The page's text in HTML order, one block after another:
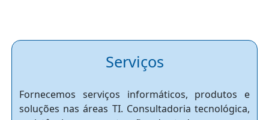
Serviços
Fornecemos serviços informáticos, produtos e
soluções nas áreas TI. Consultadoria tecnológica,